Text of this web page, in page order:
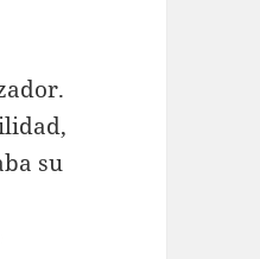
su